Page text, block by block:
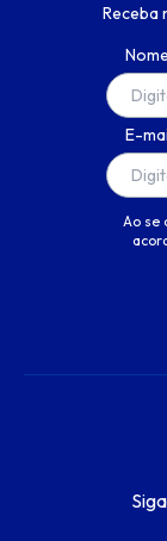
Receba
Nome
E-
Ao se